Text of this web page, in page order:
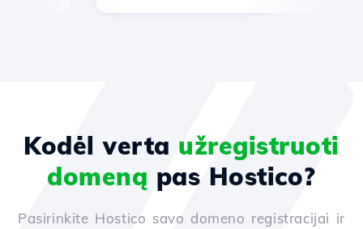
Kodėl verta užregistruoti
domeną pas Hostico?
Pasirinkite Hostico savo domeno registracijai ir